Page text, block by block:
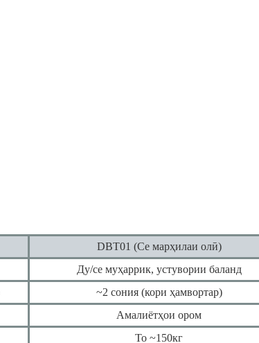
DBT01 (Се марҳилаи олӣ)
Ду/се муҳаррик, устувории баланд
~2 сония (кори ҳамвортар)
Амалиётҳои ором
То ~150кг